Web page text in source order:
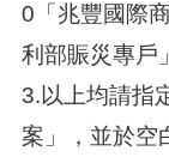
0「兆豐國際
利部賑災專戶
3.以上均請指
案」，並於空